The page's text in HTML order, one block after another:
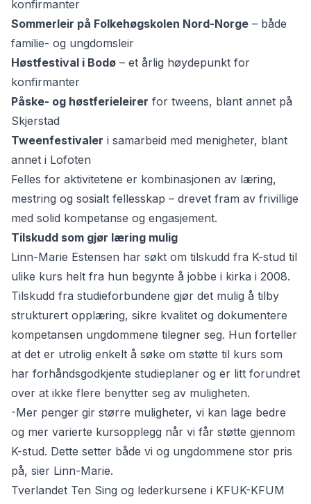
konfirmanter
Sommerleir på Folkehøgskolen Nord-Norge – både
familie- og ungdomsleir
Høstfestival i Bodø – et årlig høydepunkt for
konfirmanter
Påske- og høstferieleirer for tweens, blant annet på
Skjerstad
Tweenfestivaler i samarbeid med menigheter, blant
annet i Lofoten
Felles for aktivitetene er kombinasjonen av læring,
mestring og sosialt fellesskap – drevet fram av frivillige
med solid kompetanse og engasjement.
Tilskudd som gjør læring mulig
Linn-Marie Estensen har søkt om tilskudd fra K-stud til
ulike kurs helt fra hun begynte å jobbe i kirka i 2008.
Tilskudd fra studieforbundene gjør det mulig å tilby
strukturert opplæring, sikre kvalitet og dokumentere
kompetansen ungdommene tilegner seg. Hun forteller
at det er utrolig enkelt å søke om støtte til kurs som
har forhåndsgodkjente studieplaner og er litt forundret
over at ikke flere benytter seg av muligheten.
-Mer penger gir større muligheter, vi kan lage bedre
og mer varierte kursopplegg når vi får støtte gjennom
K-stud. Dette setter både vi og ungdommene stor pris
på, sier Linn-Marie.
Tverlandet Ten Sing og lederkursene i KFUK-KFUM